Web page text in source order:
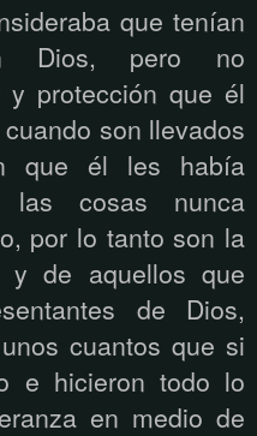
que tenían
Dios, pero no
y protección que él
son llevados
que él les había
las cosas nunca
por lo tanto son la
y de aquellos que
de Dios,
cuantos que si
e hicieron todo lo
en medio de